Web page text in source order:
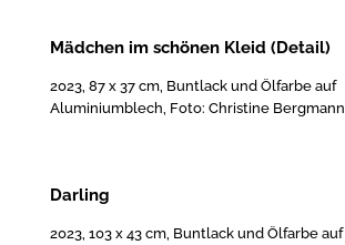
Mädchen im schönen Kleid (Detail)
2023, 87 x 37 cm, Buntlack und Ölfarbe auf
Aluminiumblech, Foto: Christine Bergmann
Darling
2023, 103 x 43 cm, Buntlack und Ölfarbe auf